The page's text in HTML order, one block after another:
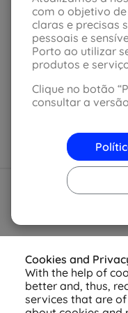
Cookies and
With the help of
better and, thus,
services that are
disponível?
Sim. Em casos
contratada, o
nos aplicativo Uber.
só pode ser feito se
estabelecidas
com o objetivo
claras e precisas
pessoais e
Porto ao utilizar
produtos e
Clique no botão
consultar a